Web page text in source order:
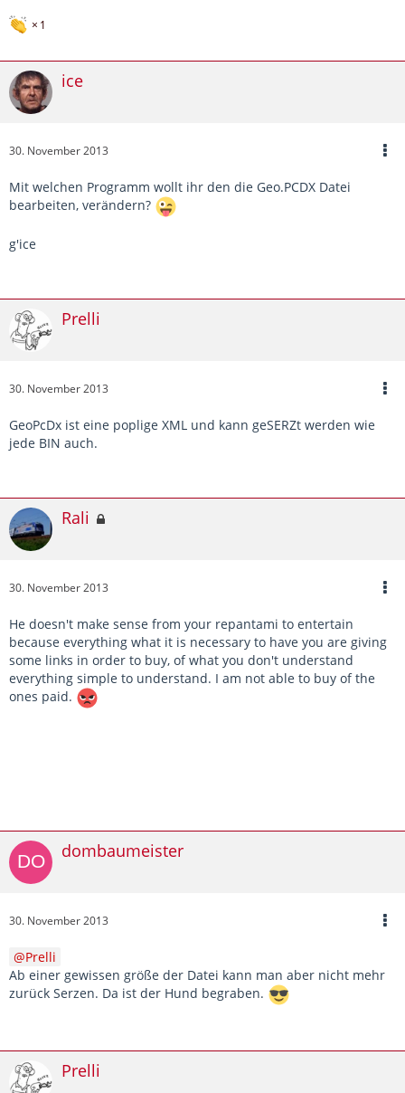
1
ice
30. November 2013
Mit welchen Programm wollt ihr den die Geo.PCDX Datei
bearbeiten, verändern?
g'ice
Prelli
30. November 2013
GeoPcDx ist eine poplige XML und kann geSERZt werden wie
jede BIN auch.
Rali
30. November 2013
He doesn't make sense from your repantami to entertain
because everything what it is necessary to have you are giving
some links in order to buy, of what you don't understand
everything simple to understand. I am not able to buy of the
ones paid.
dombaumeister
30. November 2013
Prelli
Ab einer gewissen größe der Datei kann man aber nicht mehr
zurück Serzen. Da ist der Hund begraben.
Prelli